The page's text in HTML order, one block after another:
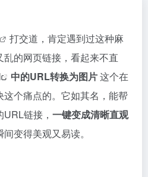
打交道，肯定遇到过这种麻
的网页链接，看起来不直
中的URL转换为图片这个在
个痛点的。它如其名，能帮
链接， 一键变成清晰直观
变得美观又易读。